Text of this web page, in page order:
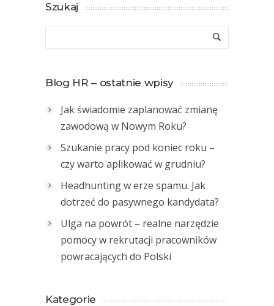
Szukaj
Blog HR – ostatnie wpisy
Jak świadomie zaplanować zmianę
zawodową w Nowym Roku?
Szukanie pracy pod koniec roku –
czy warto aplikować w grudniu?
Headhunting w erze spamu. Jak
dotrzeć do pasywnego kandydata?
Ulga na powrót – realne narzędzie
pomocy w rekrutacji pracowników
powracających do Polski
Kategorie